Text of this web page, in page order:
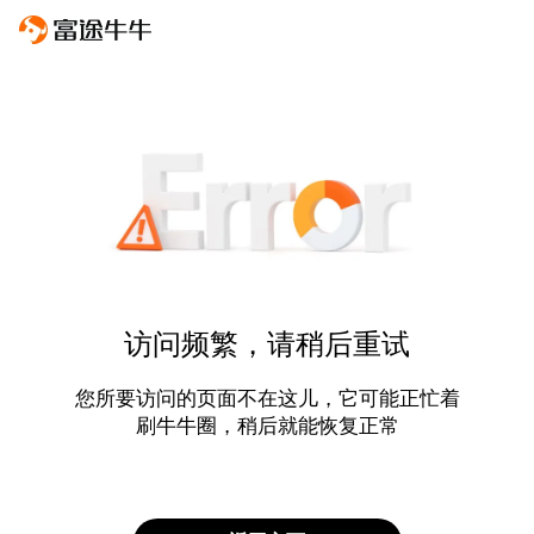
访问频繁，请稍后重试
您所要访问的页面不在这儿，它可能正忙着
刷牛牛圈，稍后就能恢复正常